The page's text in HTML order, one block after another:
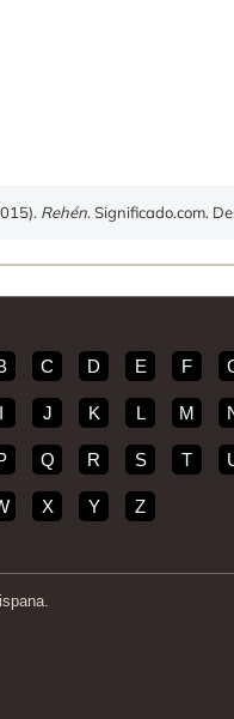
Rehén. Significado.com.
C D E F
I J K L M
Q R S T
X Y Z